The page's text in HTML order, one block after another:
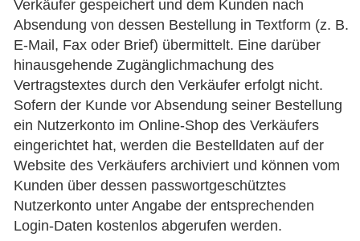
Verkäufer gespeichert und dem Kunden nach
Absendung von dessen Bestellung in Textform (z. B.
E-Mail, Fax oder Brief) übermittelt. Eine darüber
hinausgehende Zugänglichmachung des
Vertragstextes durch den Verkäufer erfolgt nicht.
Sofern der Kunde vor Absendung seiner Bestellung
ein Nutzerkonto im Online-Shop des Verkäufers
eingerichtet hat, werden die Bestelldaten auf der
Website des Verkäufers archiviert und können vom
Kunden über dessen passwortgeschütztes
Nutzerkonto unter Angabe der entsprechenden
Login-Daten kostenlos abgerufen werden.